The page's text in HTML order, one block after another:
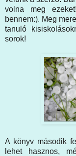
volna meg
bennem:). Meg
tanuló
sorok!
A könyv második
lehet hasznos,